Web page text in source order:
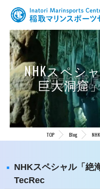
NHKスペシ
巨大洞窟
TOP Blog
NHKスペシャル「絶
TecRec